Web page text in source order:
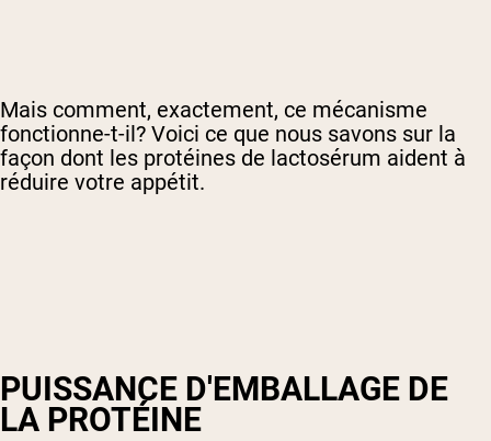
Mais comment, exactement, ce mécanisme
fonctionne-t-il? Voici ce que nous savons sur la
façon dont les protéines de lactosérum aident à
réduire votre appétit.
PUISSANCE D'EMBALLAGE DE
LA PROTÉINE